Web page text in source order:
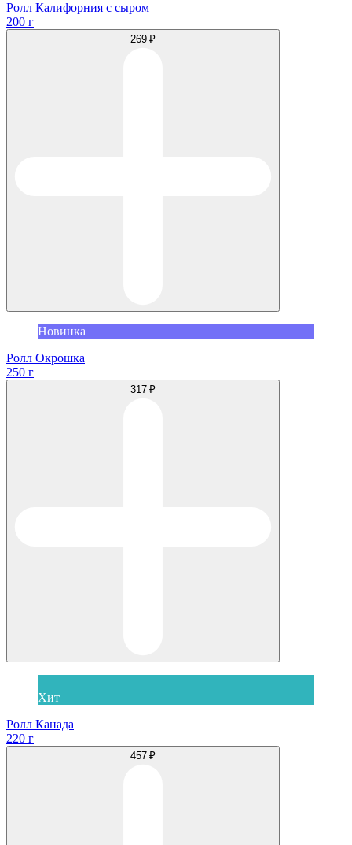
Ролл Калифорния с сыром
200 г
269 ₽
Новинка
Ролл Окрошка
250 г
317 ₽
Хит
Ролл Канада
220 г
457 ₽